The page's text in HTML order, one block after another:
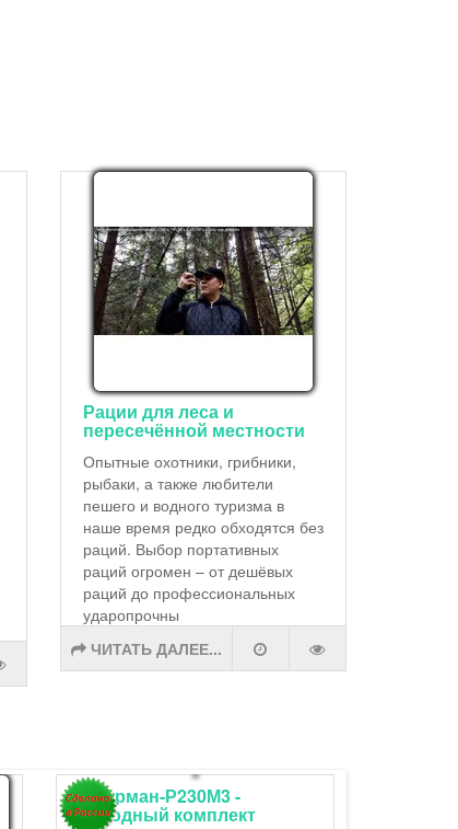
Рации для леса и
пересечённой местности
Опытные охотники, грибники,
рыбаки, а также любители
пешего и водного туризма в
наше время редко обходятся без
раций. Выбор портативных
раций огромен – от дешёвых
раций до профессиональных
ударопрочны
ЧИТАТЬ ДАЛЕЕ...